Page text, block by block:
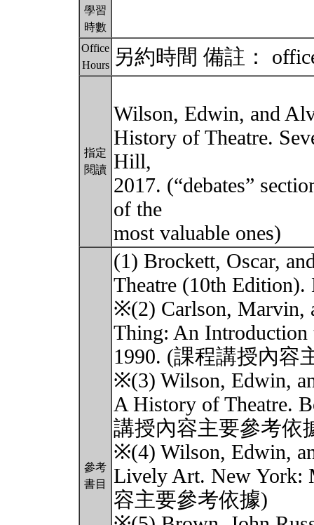
學習
時數
Office
Hours
另約時間 備註：
指定
閱讀
Wilson, Edwin, and
History of Theatre.
Hill,
2017. (“debates”
of the
most valuable ones)
參考
書目
(1) Brockett, Oscar,
Theatre (10th
※(2) Carlson, Marvin,
Thing: An Introduction
1990. (課程講授內容
※(3) Wilson, Edwin,
A History of Theatre.
講授內容主要參考依
※(4) Wilson, Edwin,
Lively Art. New York:
容主要參考依據)